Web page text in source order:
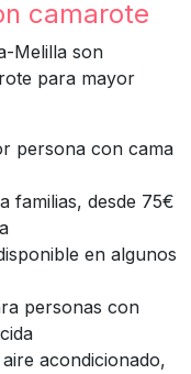
camarote
Melilla son
para mayor
persona con cama
familias, desde 75€
en algunos
personas con
acondicionado,